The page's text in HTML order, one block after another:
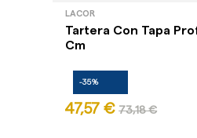
LACOR
Tartera Con Tapa
Cm
-35%
47,57 € 73,18 €